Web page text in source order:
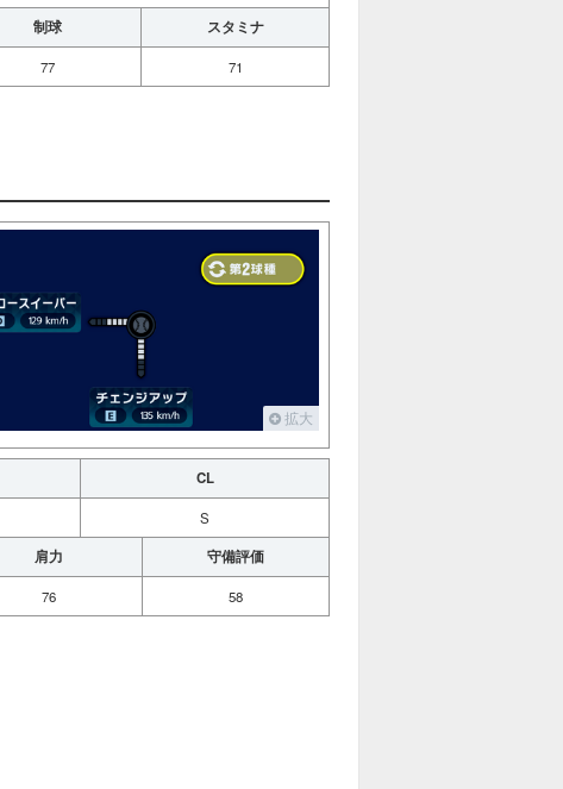
制球 スタミナ
77 71
拡大
CL
S
肩力 守備評価
76 58